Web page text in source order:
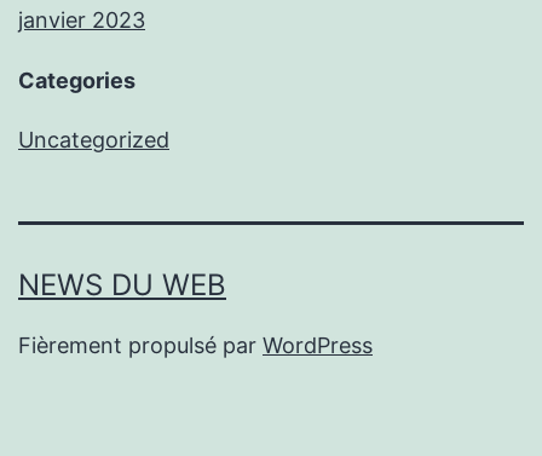
janvier 2023
Categories
Uncategorized
NEWS DU WEB
Fièrement propulsé par WordPress